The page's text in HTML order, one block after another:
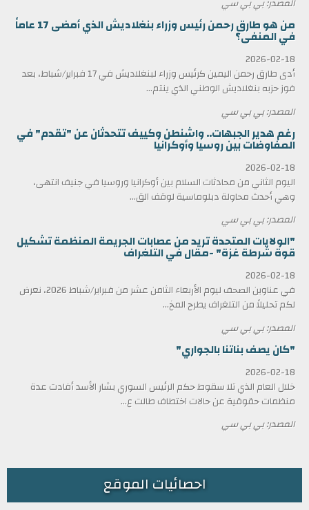
من هو طارق رحمن رئيس وزراء بنغلاديش الذي أمضى 17 عاماً
في المنفى؟
2026-02-18
أدى طارق رحمن اليمين كرئيس وزراء لبنغلاديش في 17 فبراير/شباط، بعد
فوز حزبه بنغلاديش الوطني الذي ينتم...
المصدر: بي بي سي
رغم هدير الجبهات.. واشنطن وكييف تتحدثان عن "تقدم" في
المفاوضات بين روسيا وأوكرانيا
2026-02-18
اليوم الثاني من محادثات السلام بين أوكرانيا وروسيا في جنيف انتهى،
وهي أحدث محاولة دبلوماسية لوقف الق...
المصدر: بي بي سي
"الولايات المتحدة تريد من عصابات الجريمة المنظمة تشكيل
قوة شرطة غزة" -مقال في التلغراف
2026-02-18
في عناوين الصحف ليوم الأربعاء الثامن عشر من فبراير/شباط 2026، نعرض
لكم تحليلاً من التلغراف يطرح المخ...
المصدر: بي بي سي
"كان يصف بناتنا بالجواري"
2026-02-18
خلال العام الذي تلا سقوط حكم الرئيس السوري بشار الأسد أفادت عدة
منظمات حقوقية عن حالات اختطاف طالت ع...
المصدر: بي بي سي
احصائيات الموقع